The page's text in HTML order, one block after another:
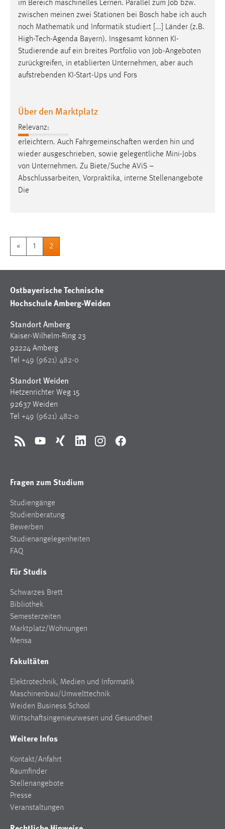
im Bereich maschinelles Lernen. Parallel zum Job bzw.
zwischen meinen zwei Stationen bei Bosch habe ich auch
noch Mathematik und Informatik studiert [...] Länder (z.B.
High-Tech-Agenda Bayern). Insgesamt können KI-
Studierende auf ein breites Portfolio von Job-Angeboten
zurückgreifen, in etablierten Unternehmen, aber auch
aufstrebenden KI-Start-Ups und Fors
Über den Marktplatz
Relevanz:
erleichtern. Auch Fahrgemeinschaften werden hin und
wieder ausgeschrieben, sowie gelegentliche Mini-Jobs
von Unternehmen. Zu Biete/Suche AViS –
Abschlussarbeiten, Vorpraktika, interne Stellenangebote
Die
« 1 2
Ostbayerische Technische
Hochschule Amberg-Weiden
Standort Amberg
Kaiser-Wilhelm-Ring 23
92224 Amberg
Tel +49 (9621) 482-0
Standort Weiden
Hetzenrichter Weg 15
92637 Weiden
Tel +49 (9621) 482-0
RSS YouTubeXing LinkedInInstagramFacebook
Fragen zum Studium
Studiengänge
Studienberatung
Bewerben
Studienangelegenheiten
FAQ
Für Studis
Schwarzes Brett
Bibliothek
Semesterzeiten
Marktplatz/Wohnungen
Mensa
Fakultäten
Elektrotechnik, Medien und Informatik
Maschinenbau/Umwelttechnik
Weiden Business School
Wirtschaftsingenieurwesen und Gesundheit
Weitere Infos
Kontakt/Anfahrt
Raumfinder
Stellenangebote
Presse
Veranstaltungen
Vimeo